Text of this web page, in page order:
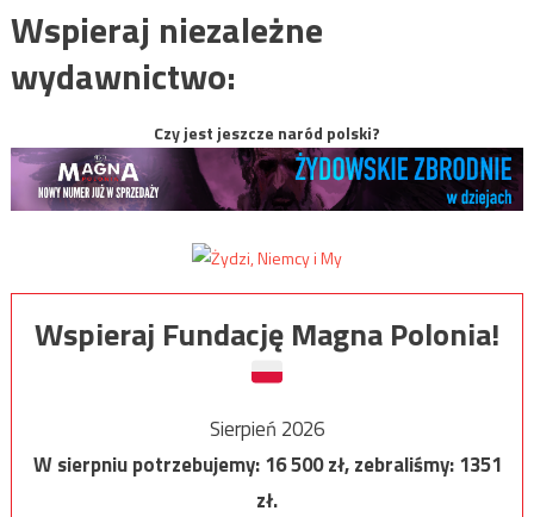
Wspieraj niezależne
wydawnictwo:
Czy jest jeszcze naród polski?
Wspieraj Fundację Magna Polonia!
Sierpień 2026
W sierpniu potrzebujemy:16 500zł, zebraliśmy:1351
zł.